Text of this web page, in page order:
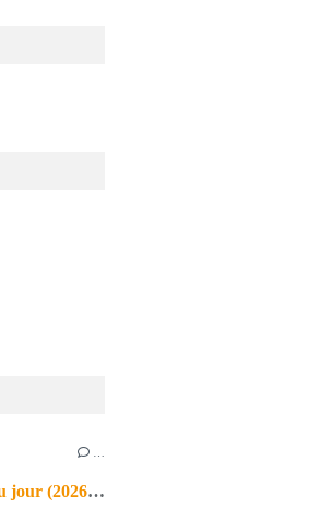
de airco = l'instant néerlandais du jour (2026_06_03)